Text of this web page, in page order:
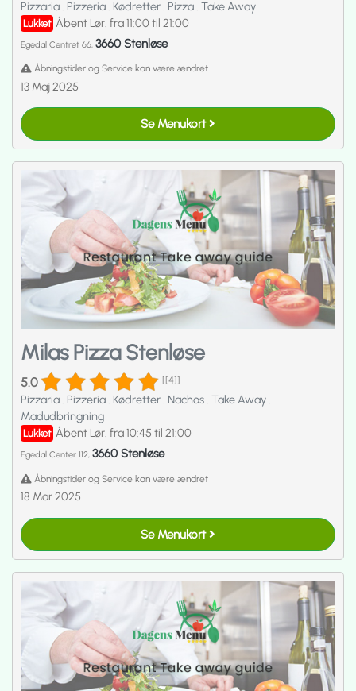
Pizzaria. Pizzeria. Kødretter. Pizza. Take Away
Lukket Åbent Lør. fra 11:00 til 21:00
Egedal Centret 66, 3660 Stenløse
Åbningstider og Service kan være ændret
13 Maj 2025
Se Menukort
Milas Pizza Stenløse
5.0 [[4]]
Pizzaria. Pizzeria. Kødretter. Nachos. Take Away.
Madudbringning
Lukket Åbent Lør. fra 10:45 til 21:00
Egedal Center 112, 3660 Stenløse
Åbningstider og Service kan være ændret
18 Mar 2025
Se Menukort